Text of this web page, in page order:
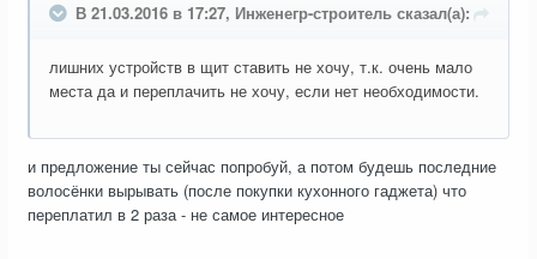
В 21.03.2016 в 17:27, Инженегр-строитель сказал(а):
лишних устройств в щит ставить не хочу, т.к. очень мало
места да и переплачить не хочу, если нет необходимости.
и предложение ты сейчас попробуй, а потом будешь последние
волосёнки вырывать (после покупки кухонного гаджета) что
переплатил в 2 раза - не самое интересное